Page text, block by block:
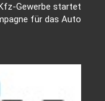
Gewerbe startet
für das Auto